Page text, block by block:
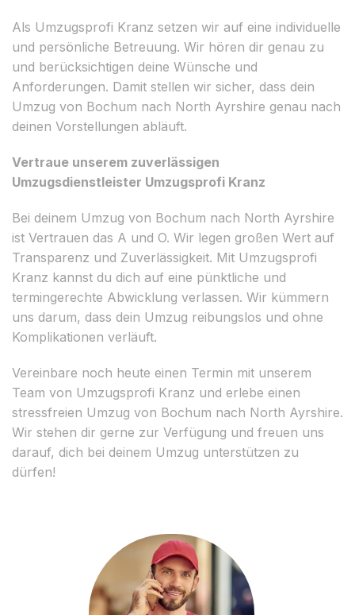
Als Umzugsprofi Kranz setzen wir auf eine individuelle
und persönliche Betreuung. Wir hören dir genau zu
und berücksichtigen deine Wünsche und
Anforderungen. Damit stellen wir sicher, dass dein
Umzug von Bochum nach North Ayrshire genau nach
deinen Vorstellungen abläuft.
Vertraue unserem zuverlässigen
Umzugsdienstleister Umzugsprofi Kranz
Bei deinem Umzug von Bochum nach North Ayrshire
ist Vertrauen das A und O. Wir legen großen Wert auf
Transparenz und Zuverlässigkeit. Mit Umzugsprofi
Kranz kannst du dich auf eine pünktliche und
termingerechte Abwicklung verlassen. Wir kümmern
uns darum, dass dein Umzug reibungslos und ohne
Komplikationen verläuft.
Vereinbare noch heute einen Termin mit unserem
Team von Umzugsprofi Kranz und erlebe einen
stressfreien Umzug von Bochum nach North Ayrshire.
Wir stehen dir gerne zur Verfügung und freuen uns
darauf, dich bei deinem Umzug unterstützen zu
dürfen!